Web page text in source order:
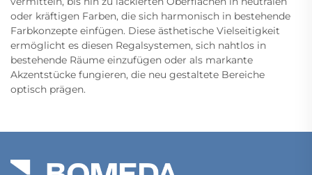
oder kräftigen Farben, die sich harmonisch in bestehende
Farbkonzepte einfügen. Diese ästhetische Vielseitigkeit
ermöglicht es diesen Regalsystemen, sich nahtlos in
bestehende Räume einzufügen oder als markante
Akzentstücke fungieren, die neu gestaltete Bereiche
optisch prägen.